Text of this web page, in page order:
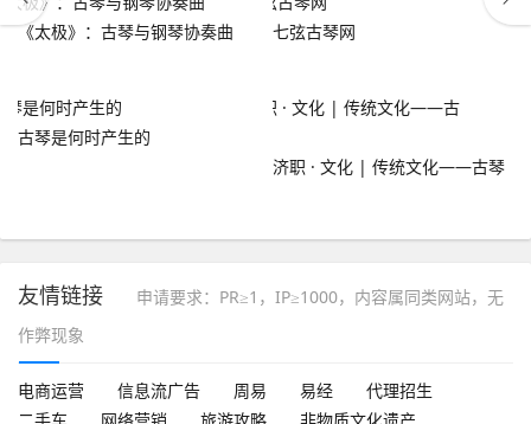
《太极》：古琴与钢琴协奏曲 七弦古琴网
古琴是何时产生的
济职 · 文化 | 传统文化——古琴
友情链接
申请要求：PR≥1，IP≥1000，内容属同类网站，无
作弊现象
电商运营 信息流广告 周易 易经
代理招生
二手车
网络营销 旅游攻略
非物质文化遗产